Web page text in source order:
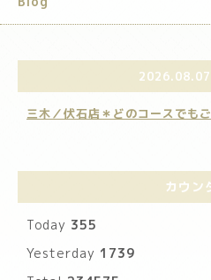
三木／伏石店＊どのコースでも
カウン
Today 355
Yesterday 1739